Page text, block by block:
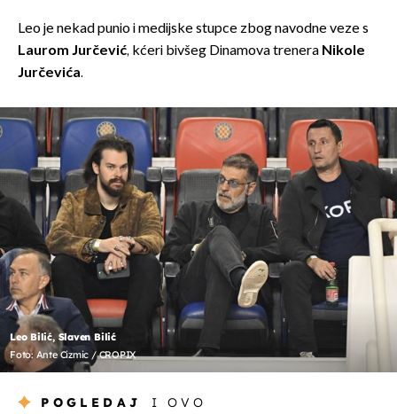
Leo je nekad punio i medijske stupce zbog navodne veze s
Laurom Jurčević, kćeri bivšeg Dinamova trenera Nikole
Jurčevića.
Leo Bilić, Slaven Bilić
Foto: Ante Cizmic / CROPIX
POGLEDAJ I OVO